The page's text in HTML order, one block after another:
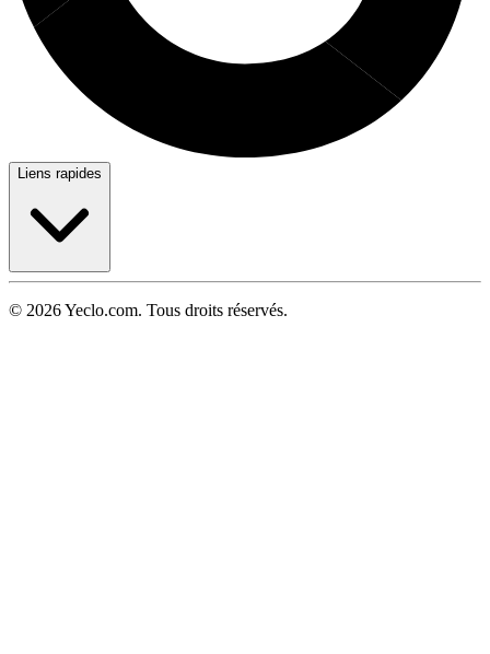
Liens rapides
© 2026 Yeclo.com. Tous droits réservés.